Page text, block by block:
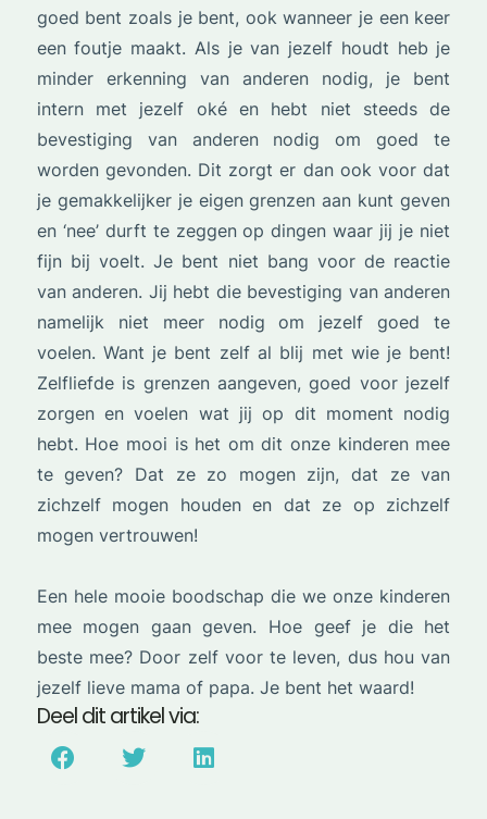
goed bent zoals je bent, ook wanneer je een keer
een foutje maakt. Als je van jezelf houdt heb je
minder erkenning van anderen nodig, je bent
intern met jezelf oké en hebt niet steeds de
bevestiging van anderen nodig om goed te
worden gevonden. Dit zorgt er dan ook voor dat
je gemakkelijker je eigen grenzen aan kunt geven
en ‘nee’ durft te zeggen op dingen waar jij je niet
fijn bij voelt. Je bent niet bang voor de reactie
van anderen. Jij hebt die bevestiging van anderen
namelijk niet meer nodig om jezelf goed te
voelen. Want je bent zelf al blij met wie je bent!
Zelfliefde is grenzen aangeven, goed voor jezelf
zorgen en voelen wat jij op dit moment nodig
hebt. Hoe mooi is het om dit onze kinderen mee
te geven? Dat ze zo mogen zijn, dat ze van
zichzelf mogen houden en dat ze op zichzelf
mogen vertrouwen!
Een hele mooie boodschap die we onze kinderen
mee mogen gaan geven. Hoe geef je die het
beste mee? Door zelf voor te leven, dus hou van
jezelf lieve mama of papa. Je bent het waard!
Deel dit artikel via: